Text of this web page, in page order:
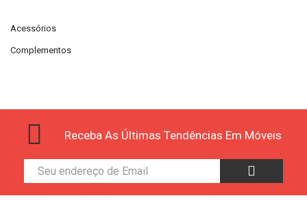
Acessórios
Complementos
Receba As Últimas Tendências Em Móveis